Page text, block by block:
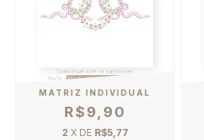
MATRIZ INDIVIDUAL
R$9,90
2 X DE R$5,77